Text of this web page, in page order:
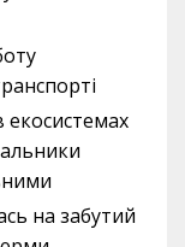
екосистемах
на забутий